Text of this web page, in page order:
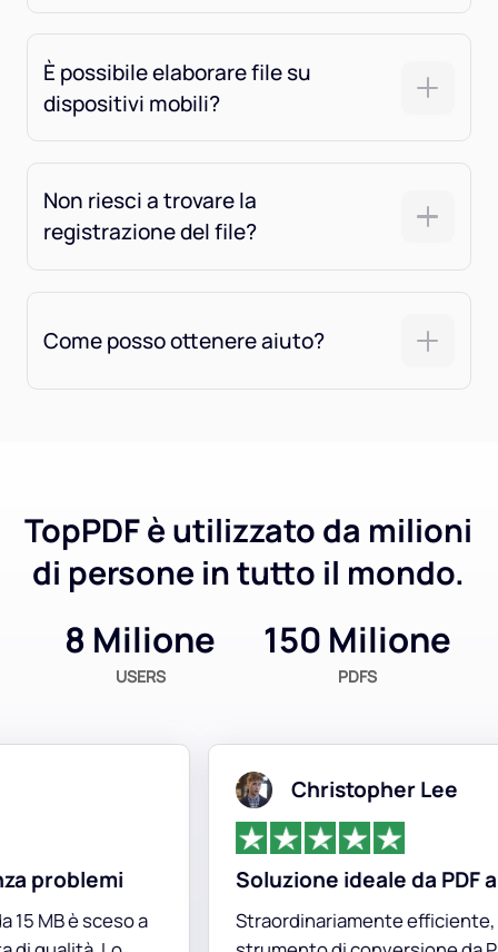
È possibile elaborare file su
dispositivi mobili?
Non riesci a trovare la
registrazione del file?
Come posso ottenere aiuto?
TopPDF è utilizzato da milioni
di persone in tutto il mondo.
8 Milione
USERS
150 Milione
PDFS
è sceso a
Christopher Lee
Soluzione ideale da PDF a
Straordinariamente efficiente, lo